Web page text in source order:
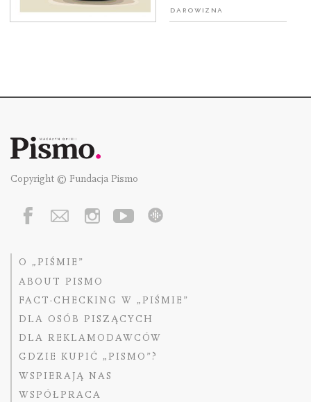
Darowizna
Copyright © Fundacja Pismo
O „PIŚMIE”
ABOUT PISMO
FACT-CHECKING W „PIŚMIE”
DLA OSÓB PISZĄCYCH
DLA REKLAMODAWCÓW
GDZIE KUPIĆ „PISMO”?
WSPIERAJĄ NAS
WSPÓŁPRACA